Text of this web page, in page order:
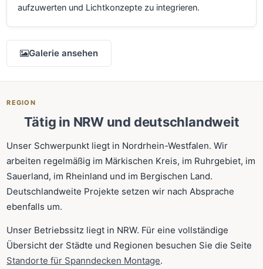
aufzuwerten und Lichtkonzepte zu integrieren.
Galerie ansehen
REGION
Tätig in NRW und deutschlandweit
Unser Schwerpunkt liegt in Nordrhein-Westfalen. Wir
arbeiten regelmäßig im Märkischen Kreis, im Ruhrgebiet, im
Sauerland, im Rheinland und im Bergischen Land.
Deutschlandweite Projekte setzen wir nach Absprache
ebenfalls um.
Unser Betriebssitz liegt in NRW. Für eine vollständige
Übersicht der Städte und Regionen besuchen Sie die Seite
Standorte für Spanndecken Montage.